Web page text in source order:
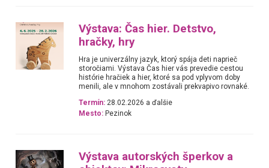
Výstava: Čas hier. Detstvo,
hračky, hry
Hra je univerzálny jazyk, ktorý spája deti naprieč
storočiami. Výstava Čas hier vás prevedie cestou
histórie hračiek a hier, ktoré sa pod vplyvom doby
menili, ale v mnohom zostávali prekvapivo rovnaké.
Termín: 28.02.2026 a ďalšie
Mesto: Pezinok
Výstava autorských šperkov a